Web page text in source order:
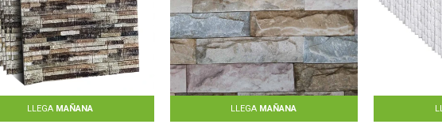
LLEGA MAÑANA LLEGA MAÑANA